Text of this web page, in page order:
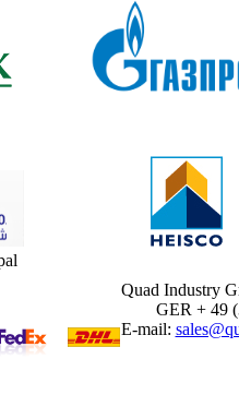
Quad Industry
GER + 49
E-mail: